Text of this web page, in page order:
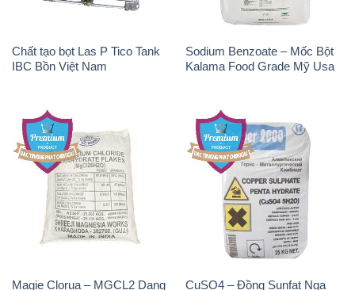
Chất tạo bọt Las P Tico Tank
IBC Bồn Việt Nam
Sodium Benzoate – Mốc Bột
Kalama Food Grade Mỹ Usa
Magie Clorua – MGCL2 Dạng
CuSO4 – Đồng Sunfat Nga